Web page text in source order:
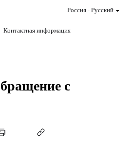
Контактная информация
Россия-Pусский
с